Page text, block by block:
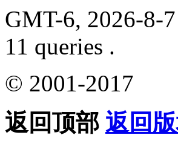
GMT-6, 2026-8-
11 queries .
© 2001-2017
返回顶部 返回